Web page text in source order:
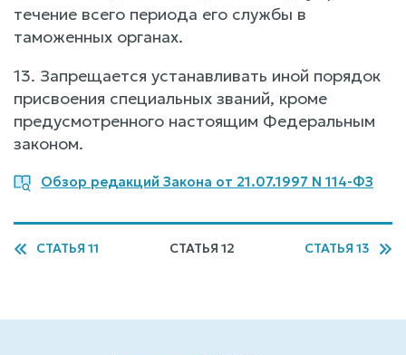
течение всего периода его службы в
таможенных органах.
13. Запрещается устанавливать иной порядок
присвоения специальных званий, кроме
предусмотренного настоящим Федеральным
законом.
Обзор редакций Закона от 21.07.1997 N 114-ФЗ
СТАТЬЯ 11 СТАТЬЯ 12 СТАТЬЯ 13